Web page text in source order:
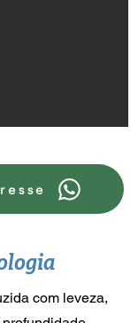
com leveza,